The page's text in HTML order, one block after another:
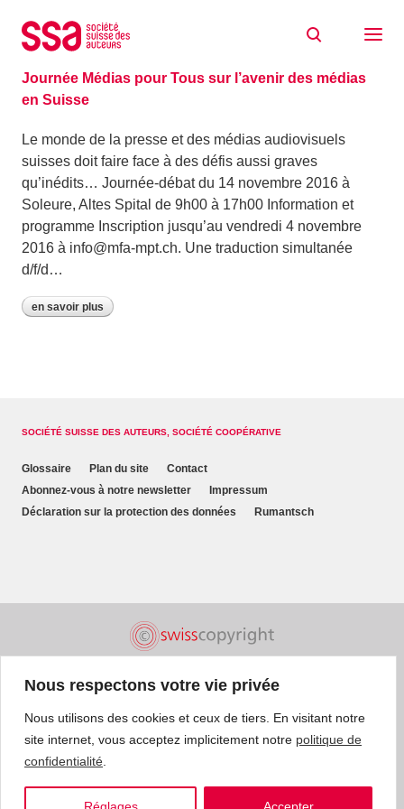
Nous respectons votre vie privée
Nous utilisons des cookies et ceux de tiers. En visitant notre
site internet, vous acceptez implicitement notre politique de
confidentialité
18/10/2016
Journée Médias pour Tous sur l’avenir des médias
en Suisse
Le monde de la presse et des médias audiovisuels
suisses doit faire face à des défis aussi graves
qu’inédits… Journée-débat du 14 novembre 2016 à
Soleure, Altes Spital de 9h00 à 17h00 Information et
programme Inscription jusqu’au vendredi 4 novembre
2016 à info@mfa-mpt.ch. Une traduction simultanée
d/f/d…
en savoir plus
SOCIÉTÉ SUISSE DES AUTEURS, SOCIÉTÉ COOPÉRATIVE
Glossaire Plan du site
Contact
Abonnez-vous à notre newsletter
Impressum
Déclaration sur la protection des données
Rumantsch